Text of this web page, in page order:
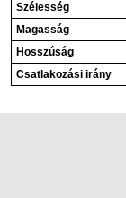
Szélesség
Magasság
Hosszúság
Csatlakozási irány